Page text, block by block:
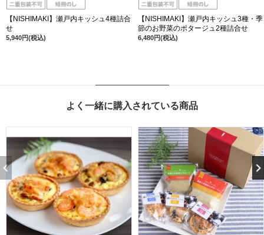
【NISHIMAKI】瀬戸内キッシュ4種詰合
せ
5,940円(税込)
【NISHIMAKI】瀬戸内キッシュ3種・季
節のお野菜のポタージュ2種詰合せ
6,480円(税込)
よく一緒に購入されている商品